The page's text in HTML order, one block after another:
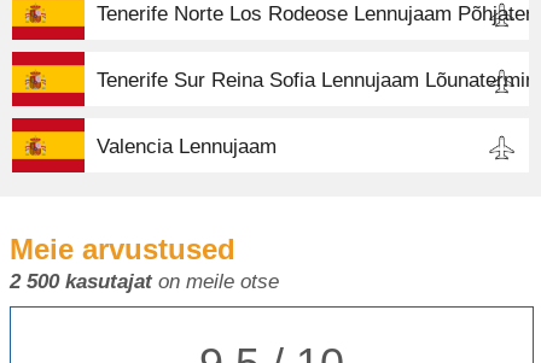
Tenerife Norte Los Rodeose Lennujaam
Tenerife Sur Reina Sofia Lennujaam
Valencia Lennujaam
Meie arvustused
2 500 kasutajaton meile otse